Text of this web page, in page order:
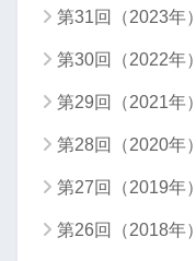
第31回（2023年）
第30回（2022年）
第29回（2021年）
第28回（2020年）
第27回（2019年）
第26回（2018年）